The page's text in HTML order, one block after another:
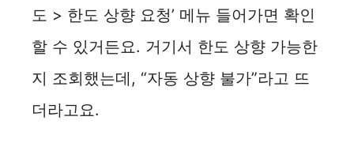
도 > 한도 상향 요청’ 메뉴 들어가면 확인
할 수 있거든요. 거기서 한도 상향 가능한
지 조회했는데, “자동 상향 불가”라고 뜨
더라고요.